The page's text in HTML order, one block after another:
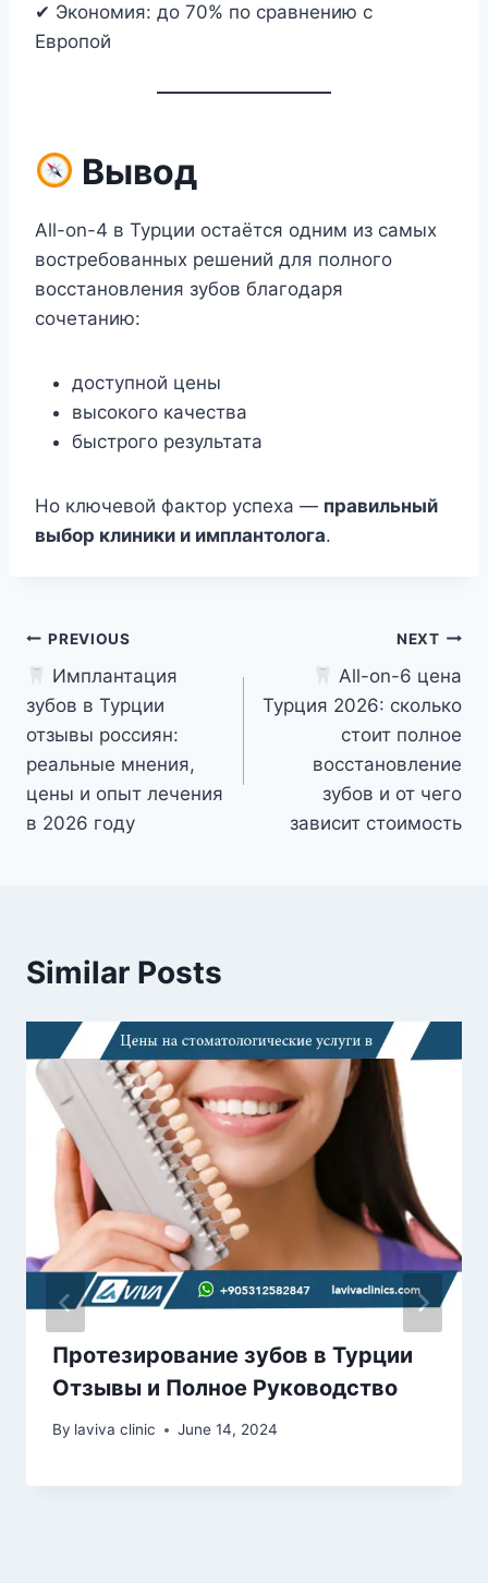
✔ Экономия: до 70% по сравнению с
Европой
Вывод
All-on-4 в Турции остаётся одним из самых
востребованных решений для полного
восстановления зубов благодаря
сочетанию:
доступной цены
высокого качества
быстрого результата
Но ключевой фактор успеха — правильный
выбор клиники и имплантолога.
Post
navigation
PREVIOUS
Имплантация
зубов в Турции
отзывы россиян:
реальные мнения,
цены и опыт лечения
в 2026 году
NEXT
All-on-6 цена
Турция 2026: сколько
стоит полное
восстановление
зубов и от чего
зависит стоимость
Similar Posts
Протезирование зубов в Турции
Отзывы и Полное Руководство
By laviva clinic June 14, 2024